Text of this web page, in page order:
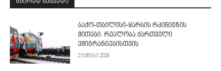
ᲮᲨᲘᲠᲐᲓ ᲜᲐᲮᲕᲐᲓᲘ
ბაქო-თბილისი-ყარსის რკინიგზის
მითები: რეალობა ქართველი
ემიგრანტებისთვის
2 ივნისი 2026